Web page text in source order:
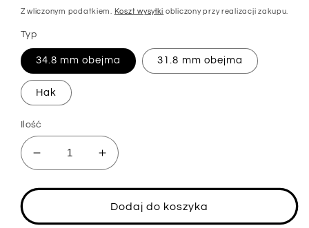
regularna
Z wliczonym podatkiem. Koszt wysyłki obliczony przy realizacji zakupu.
Typ
34.8 mm obejma 31.8 mm obejma
Hak
Ilość
Zmniejsz
ilość
dla
Przerzutka
Zwiększ
ilość
dla
SHIMANO
Przerzutka
Dodaj do koszyka